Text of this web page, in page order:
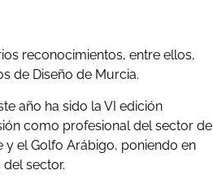
reconocimientos, entre ellos,
de Diseño de Murcia.
año ha sido la VI edición
como profesional del sector de
y el Golfo Arábigo, poniendo en
sector.